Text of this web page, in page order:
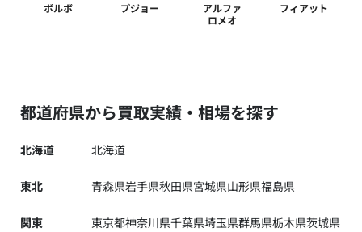
ボルボ プジョー
アルファ
ロメオ
フィアット
都道府県から買取実績・相場を探す
北海道 北海道
東北 青森県岩手県秋田県宮城県山形県福島県
関東 東京都神奈川県千葉県埼玉県群馬県栃木県茨城県